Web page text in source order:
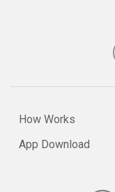
How Works
App Download